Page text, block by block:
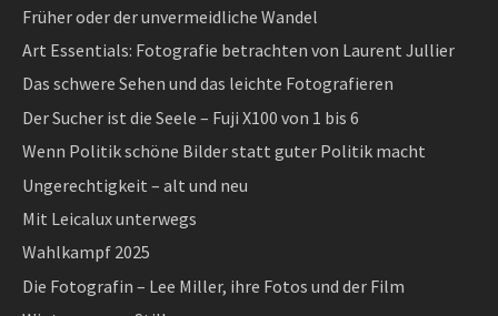
Früher oder der unvermeidliche Wandel
Art Essentials: Fotografie betrachten von Laurent Jullier
Das schwere Sehen und das leichte Fotografieren
Der Sucher ist die Seele – Fuji X100 von 1 bis 6
Wenn Politik schöne Bilder statt guter Politik macht
Ungerechtigkeit – alt und neu
Mit Leicalux unterwegs
Wahlkampf 2025
Die Fotografin – Lee Miller, ihre Fotos und der Film